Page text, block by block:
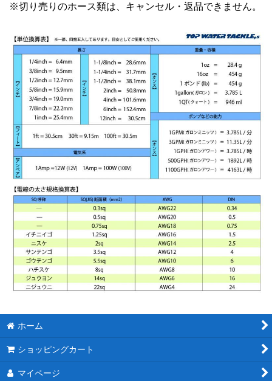
※切り売りのホース類は、キャンセル・返品できません。
ホーム
ショッピングカート
マイページ